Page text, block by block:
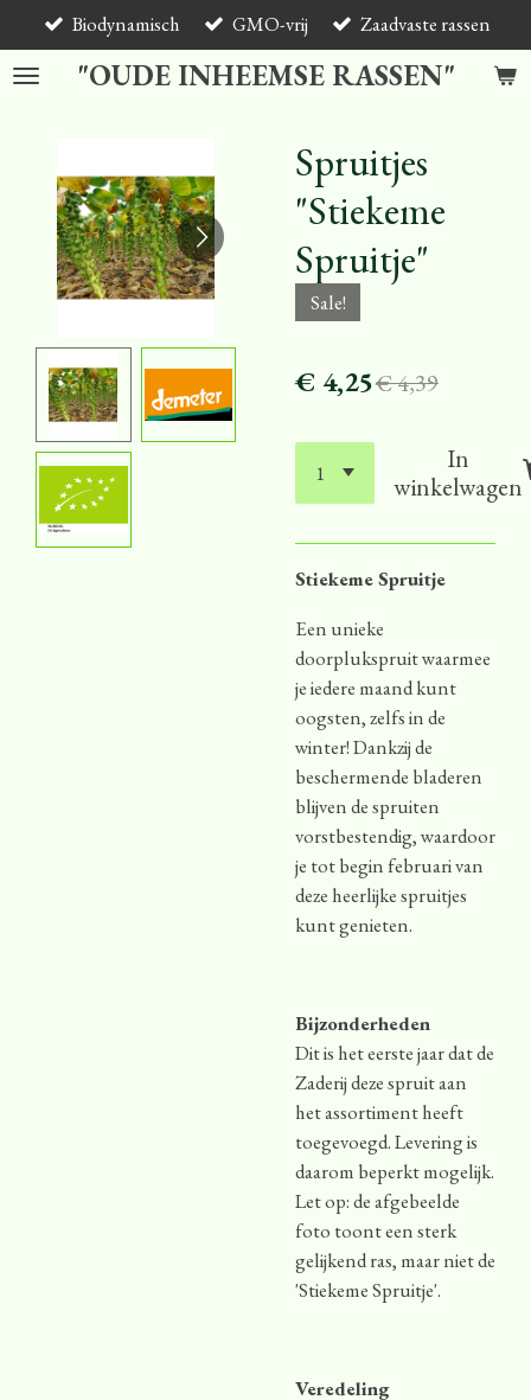
direct
naar
"OUDE INHEEMSE RASSEN"
Biodynamisch GMO-vrij Zaadvaste rassen
Spruitjes
"Stiekeme
Spruitje"
Sale!
€ 4,25€ 4,39
In
winkelwagen
Stiekeme Spruitje
Een unieke
doorplukspruit waarmee
je iedere maand kunt
oogsten, zelfs in de
winter! Dankzij de
beschermende bladeren
blijven de spruiten
vorstbestendig, waardoor
je tot begin februari van
deze heerlijke spruitjes
kunt genieten.
Bijzonderheden
Dit is het eerste jaar dat de
Zaderij deze spruit aan
het assortiment heeft
toegevoegd. Levering is
daarom beperkt mogelijk.
Let op: de afgebeelde
foto toont een sterk
gelijkend ras, maar niet de
'Stiekeme Spruitje'.
Veredeling